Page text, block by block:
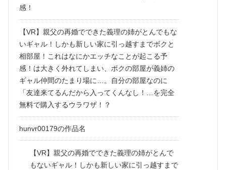
感！
【VR】親父の再婚でできた義理の姉がとんでもな
いギャル！しかも新しい家に引っ越すまでボクと
相部屋！これはなにかエッチなことが起こる予
感！は大きく外れてしまい、ボクの部屋が義姉の
ギャル仲間のたまり場に…。自分の部屋なのに
「友達来てるんだから入ってくんなし！…を完全
無料で購入するウラワザ！？
hunvr00179の作品名
【VR】親父の再婚でできた義理の姉がとんで
もないギャル！しかも新しい家に引っ越すまで